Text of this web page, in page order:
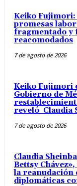
Keiko Fujimori:
promesas
fragmentado y
reacomodados
7 de agosto de 2026
Keiko Fujimori
Gobierno de
reveló Claudia
7 de agosto de 2026
Claudia
Bettsy
la reanudación
diplomáticas